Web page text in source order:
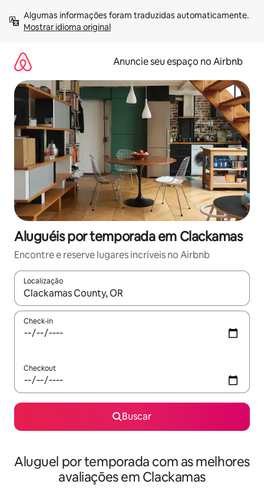
para
Mostrar idioma original
Anuncie seu espaço no Airbnb
Aluguéis por temporada em Clackamas
Encontre e reserve lugares incríveis no Airbnb
Localização
Quando os resultados estiverem disponíveis, explore-os
Check-in
Checkout
Buscar
Aluguel por temporada com as melhores
avaliações em Clackamas